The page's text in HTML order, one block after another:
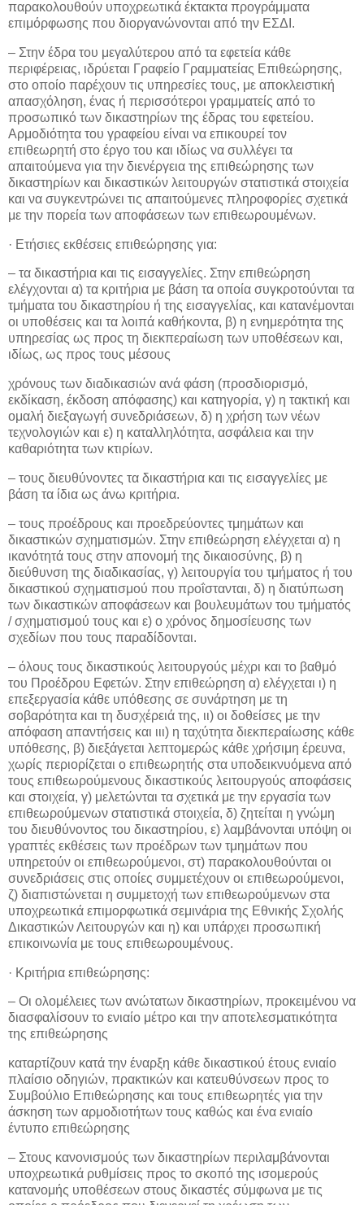
παρακολουθούν υποχρεωτικά έκτακτα προγράμματα
επιμόρφωσης που διοργανώνονται από την ΕΣΔΙ.
– Στην έδρα του μεγαλύτερου από τα εφετεία κάθε
περιφέρειας, ιδρύεται Γραφείο Γραμματείας Επιθεώρησης,
στο οποίο παρέχουν τις υπηρεσίες τους, με αποκλειστική
απασχόληση, ένας ή περισσότεροι γραμματείς από το
προσωπικό των δικαστηρίων της έδρας του εφετείου.
Αρμοδιότητα του γραφείου είναι να επικουρεί τον
επιθεωρητή στο έργο του και ιδίως να συλλέγει τα
απαιτούμενα για την διενέργεια της επιθεώρησης των
δικαστηρίων και δικαστικών λειτουργών στατιστικά στοιχεία
και να συγκεντρώνει τις απαιτούμενες πληροφορίες σχετικά
με την πορεία των αποφάσεων των επιθεωρουμένων.
· Ετήσιες εκθέσεις επιθεώρησης για:
– τα δικαστήρια και τις εισαγγελίες. Στην επιθεώρηση
ελέγχονται α) τα κριτήρια με βάση τα οποία συγκροτούνται τα
τμήματα του δικαστηρίου ή της εισαγγελίας, και κατανέμονται
οι υποθέσεις και τα λοιπά καθήκοντα, β) η ενημερότητα της
υπηρεσίας ως προς τη διεκπεραίωση των υποθέσεων και,
ιδίως, ως προς τους μέσους
χρόνους των διαδικασιών ανά φάση (προσδιορισμό,
εκδίκαση, έκδοση απόφασης) και κατηγορία, γ) η τακτική και
ομαλή διεξαγωγή συνεδριάσεων, δ) η χρήση των νέων
τεχνολογιών και ε) η καταλληλότητα, ασφάλεια και την
καθαριότητα των κτιρίων.
– τους διευθύνοντες τα δικαστήρια και τις εισαγγελίες με
βάση τα ίδια ως άνω κριτήρια.
– τους προέδρους και προεδρεύοντες τμημάτων και
δικαστικών σχηματισμών. Στην επιθεώρηση ελέγχεται α) η
ικανότητά τους στην απονομή της δικαιοσύνης, β) η
διεύθυνση της διαδικασίας, γ) λειτουργία του τμήματος ή του
δικαστικού σχηματισμού που προΐστανται, δ) η διατύπωση
των δικαστικών αποφάσεων και βουλευμάτων του τμήματός
/ σχηματισμού τους και ε) ο χρόνος δημοσίευσης των
σχεδίων που τους παραδίδονται.
– όλους τους δικαστικούς λειτουργούς μέχρι και το βαθμό
του Προέδρου Εφετών. Στην επιθεώρηση α) ελέγχεται ι) η
επεξεργασία κάθε υπόθεσης σε συνάρτηση με τη
σοβαρότητα και τη δυσχέρειά της, ιι) οι δοθείσες με την
απόφαση απαντήσεις και ιιι) η ταχύτητα διεκπεραίωσης κάθε
υπόθεσης, β) διεξάγεται λεπτομερώς κάθε χρήσιμη έρευνα,
χωρίς περιορίζεται ο επιθεωρητής στα υποδεικνυόμενα από
τους επιθεωρούμενους δικαστικούς λειτουργούς αποφάσεις
και στοιχεία, γ) μελετώνται τα σχετικά με την εργασία των
επιθεωρούμενων στατιστικά στοιχεία, δ) ζητείται η γνώμη
του διευθύνοντος του δικαστηρίου, ε) λαμβάνονται υπόψη οι
γραπτές εκθέσεις των προέδρων των τμημάτων που
υπηρετούν οι επιθεωρούμενοι, στ) παρακολουθούνται οι
συνεδριάσεις στις οποίες συμμετέχουν οι επιθεωρούμενοι,
ζ) διαπιστώνεται η συμμετοχή των επιθεωρούμενων στα
υποχρεωτικά επιμορφωτικά σεμινάρια της Εθνικής Σχολής
Δικαστικών Λειτουργών και η) και υπάρχει προσωπική
επικοινωνία με τους επιθεωρουμένους.
· Κριτήρια επιθεώρησης:
– Οι ολομέλειες των ανώτατων δικαστηρίων, προκειμένου να
διασφαλίσουν το ενιαίο μέτρο και την αποτελεσματικότητα
της επιθεώρησης
καταρτίζουν κατά την έναρξη κάθε δικαστικού έτους ενιαίο
πλαίσιο οδηγιών, πρακτικών και κατευθύνσεων προς το
Συμβούλιο Επιθεώρησης και τους επιθεωρητές για την
άσκηση των αρμοδιοτήτων τους καθώς και ένα ενιαίο
έντυπο επιθεώρησης
– Στους κανονισμούς των δικαστηρίων περιλαμβάνονται
υποχρεωτικά ρυθμίσεις προς το σκοπό της ισομερούς
κατανομής υποθέσεων στους δικαστές σύμφωνα με τις